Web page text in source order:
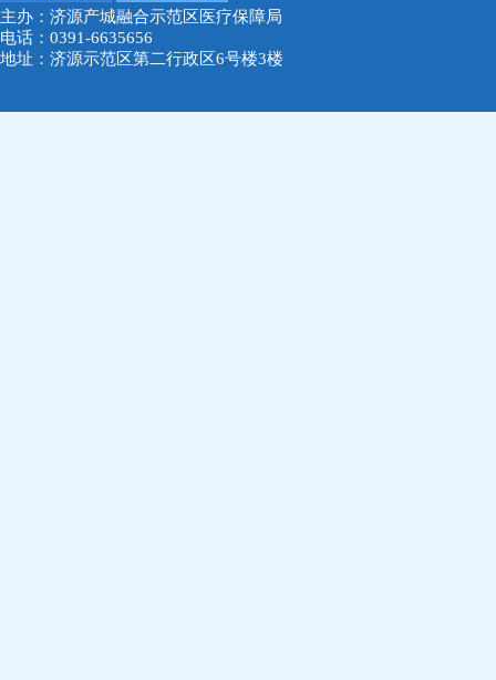
主办：济源产城融合示范区医疗保障局
电话：0391-6635656
地址：济源示范区第二行政区6号楼3楼